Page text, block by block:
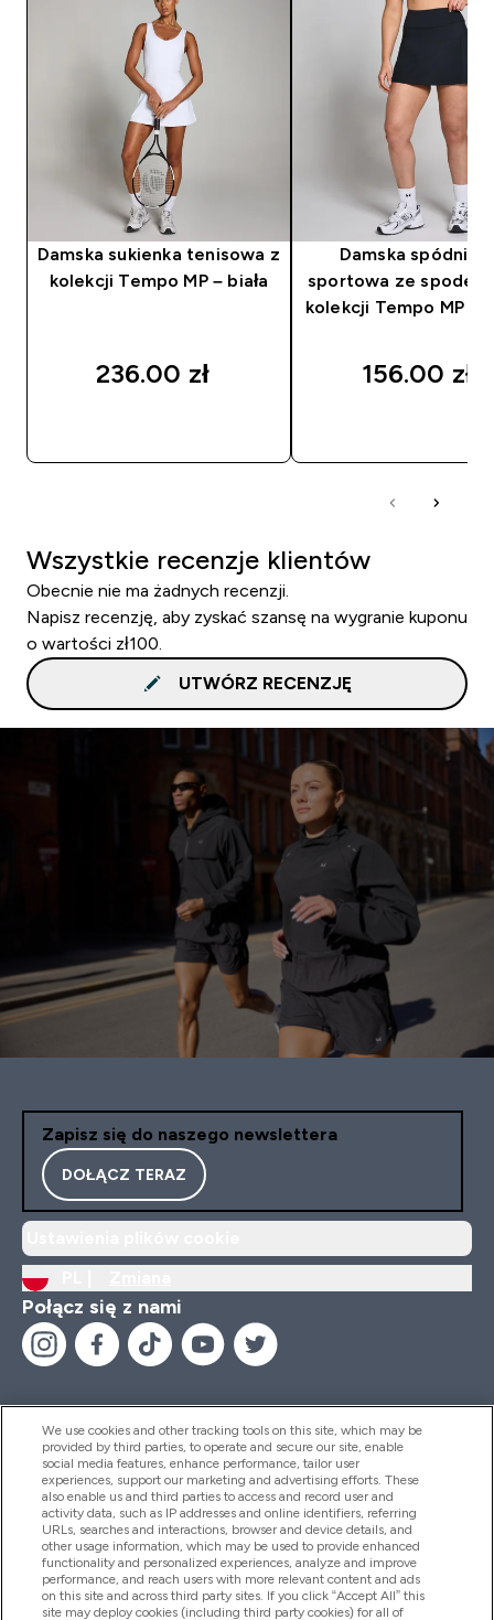
Damska sukienka tenisowa z
kolekcji Tempo MP – biała
236.00 zł‎
Damska
sportowa ze
kolekcji Tempo MP –
156.00 zł‎
Wszystkie recenzje klientów
Obecnie nie ma żadnych recenzji.
Napisz recenzję, aby zyskać szansę na wygranie kuponu
o wartości zł100.
UTWÓRZ RECENZJĘ
Zapisz się do naszego newslettera
DOŁĄCZ TERAZ
Połącz się z nami
Pomoc I Informacja
Produkty
Informacje O Firmie
We use cookies and other tracking tools on this site, which may be
provided by third parties, to operate and secure our site, enable
social media features, enhance performance, tailor user
experiences, support our marketing and advertising efforts. These
also enable us and third parties to access and record user and
activity data, such as IP addresses and online identifiers, referring
URLs, searches and interactions, browser and device details, and
other usage information, which may be used to provide enhanced
functionality and personalized experiences, analyze and improve
performance, and reach users with more relevant content and ads
on this site and across third party sites. If you click “Accept All” this
site may deploy cookies (including third party cookies) for all of